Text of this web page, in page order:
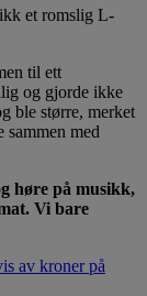
et romslig L-
til ett
og gjorde ikke
ble større, merket
sammen med
høre på musikk,
Vi bare
av kroner på